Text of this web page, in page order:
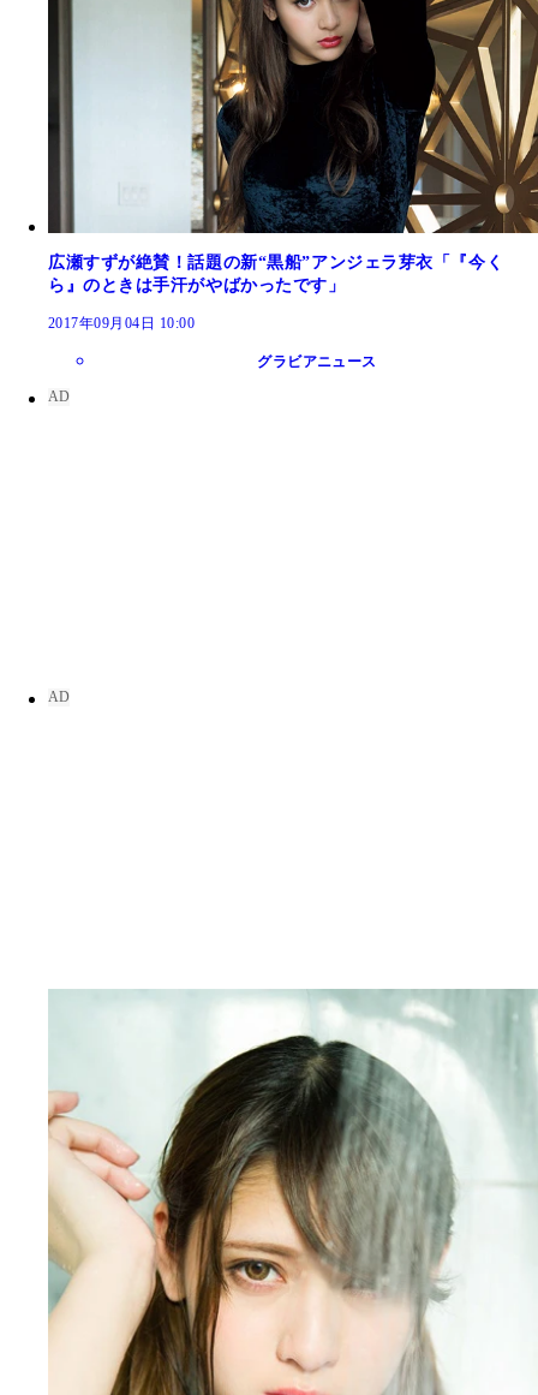
広瀬すずが絶賛！話題の新“黒船”アンジェラ芽衣「『今く
ら』のときは手汗がやばかったです」
2017年09月04日 10:00
グラビアニュース